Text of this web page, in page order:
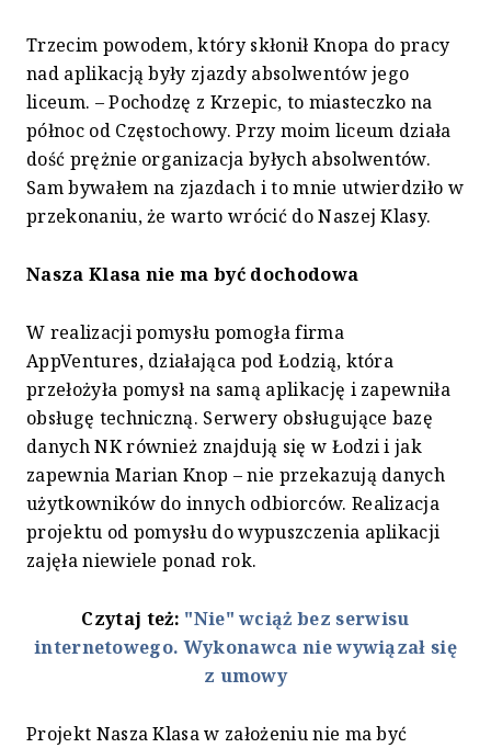
Trzecim powodem, który skłonił Knopa do pracy
nad aplikacją były zjazdy absolwentów jego
liceum. – Pochodzę z Krzepic, to miasteczko na
północ od Częstochowy. Przy moim liceum działa
dość prężnie organizacja byłych absolwentów.
Sam bywałem na zjazdach i to mnie utwierdziło w
przekonaniu, że warto wrócić do Naszej Klasy.
Nasza Klasa nie ma być dochodowa
W realizacji pomysłu pomogła firma
AppVentures, działająca pod Łodzią, która
przełożyła pomysł na samą aplikację i zapewniła
obsługę techniczną. Serwery obsługujące bazę
danych NK również znajdują się w Łodzi i jak
zapewnia Marian Knop – nie przekazują danych
użytkowników do innych odbiorców. Realizacja
projektu od pomysłu do wypuszczenia aplikacji
zajęła niewiele ponad rok.
Czytaj też: "Nie" wciąż bez serwisu
internetowego. Wykonawca nie wywiązał się
z umowy
Projekt Nasza Klasa w założeniu nie ma być